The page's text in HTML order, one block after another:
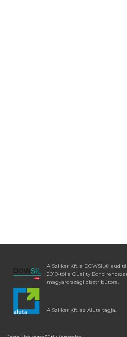
A Szilker Kft. a DOWSIL®
2010-től a Quality Bond
magyarországi disztribútora.
A Szilker Kft. az Aluta tagja.